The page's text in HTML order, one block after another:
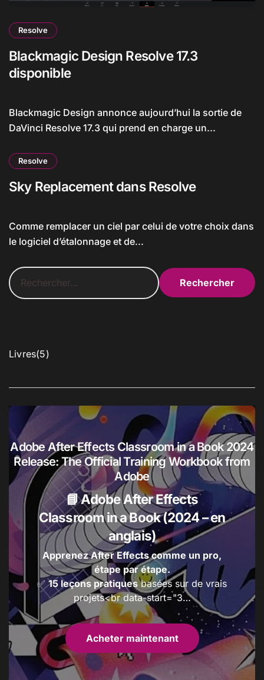
Resolve
Blackmagic Design Resolve 17.3
disponible
Blackmagic Design annonce aujourd’hui la sortie de
DaVinci Resolve 17.3 qui prend en charge un...
Resolve
Sky Replacement dans Resolve
Comme remplacer un ciel par celui de votre choix dans
le logiciel d’étalonnage et de...
R
e
c
c
r
Livres 55
o
d
t
s
Adobe After Effects Classroom in a Book 2024
Release: The Official Training Workbook from
Adobe
📘 Adobe After Effects
Classroom in a Book (2024 – en
anglais)
Apprenez After Effects comme un pro,
étape par étape.
✅15 leçons pratiquesbasées sur de vrais
projets<br data-start="3…
Acheter maintenant